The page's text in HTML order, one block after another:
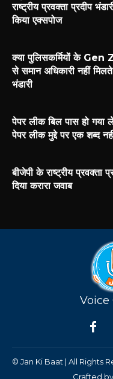
राष्ट्रीय प्रवक्ता प्रदीप
किया एक्सपोज
क्या पुलिसकर्मियों के Gen
से समान अधिकारी नहीं
भंडारी
पेपर लीक बिल पास हो
पेपर लीक मुद्दे पर एक शब्द
बीजेपी के राष्ट्रीय प्रवक्ता
दिया करारा जवाब
Voice
© Jan Ki Baat | All Rights
Crafted by